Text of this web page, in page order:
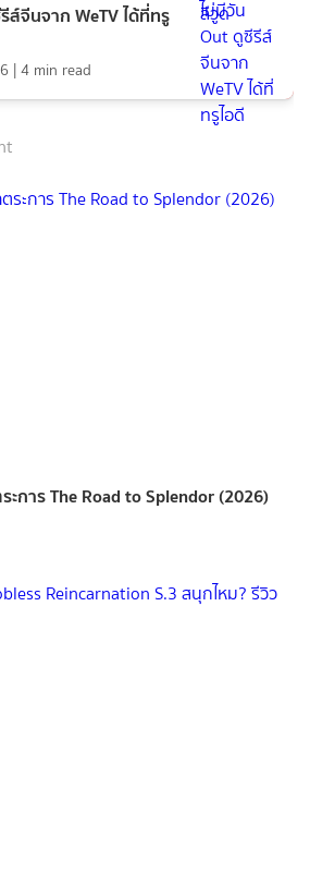
จีนจาก WeTV ได้ที่ทรู
|4 min read
การ The Road to Splendor (2026)